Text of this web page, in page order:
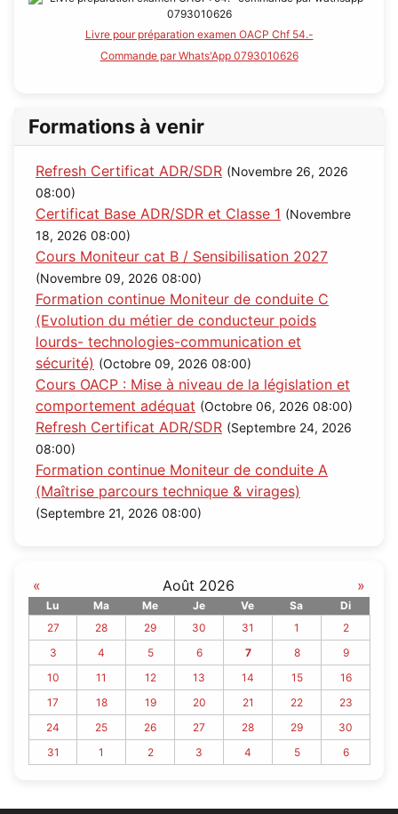
Livre pour préparation examen OACP Chf 54.-
Commande par Whats'App 0793010626
Formations à venir
Refresh Certificat ADR/SDR (Novembre 26, 2026
08:00)
Certificat Base ADR/SDR et Classe 1 (Novembre
18, 2026 08:00)
Cours Moniteur cat B / Sensibilisation 2027
(Novembre 09, 2026 08:00)
Formation continue Moniteur de conduite C
(Evolution du métier de conducteur poids
lourds- technologies-communication et
sécurité) (Octobre 09, 2026 08:00)
Cours OACP : Mise à niveau de la législation et
comportement adéquat (Octobre 06, 2026 08:00)
Refresh Certificat ADR/SDR (Septembre 24, 2026
08:00)
Formation continue Moniteur de conduite A
(Maîtrise parcours technique & virages)
(Septembre 21, 2026 08:00)
« Août 2026 »
Lu Ma Me Je Ve Sa
Di
27
28 29 30 31 1
2
3
4 5 6 7 8
9
10
11 12 13 14 15
16
17
18 19 20 21 22
23
24
25 26 27 28 29
30
31
1 2 3 4 5 6